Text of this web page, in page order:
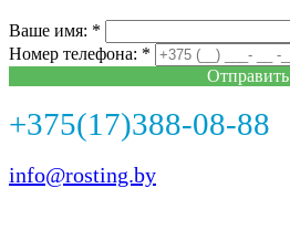
Ваше имя: *
Номер телефона: *
Отправить
+375(17)388-08-88
info@rosting.by